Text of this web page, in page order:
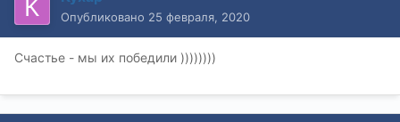
Опубликовано 25 февраля, 2020
Счастье - мы их победили ))))))))